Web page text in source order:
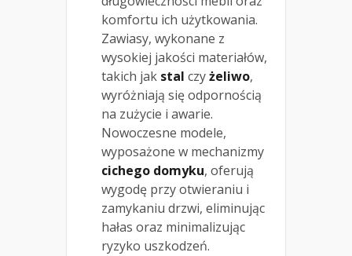
komfortu ich użytkowania.
Zawiasy, wykonane z
wysokiej jakości materiałów,
takich jak stal czyżeliwo,
wyróżniają się odpornością
na zużycie i awarie.
Nowoczesne modele,
wyposażone w mechanizmy
cichego domyku, oferują
wygodę przy otwieraniu i
zamykaniu drzwi, eliminując
hałas oraz minimalizując
ryzyko uszkodzeń.